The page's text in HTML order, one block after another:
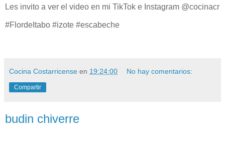
Les invito a ver el video en mi TikTok e Instagram @cocinacr
#FlordeItabo #izote #escabeche
Cocina Costarricense en 19:24:00 No hay comentarios:
Compartir
budin chiverre